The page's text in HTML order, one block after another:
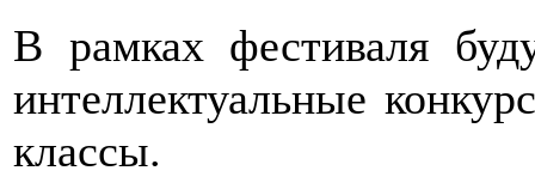
В рамках фестиваля
интеллектуальные
классы.